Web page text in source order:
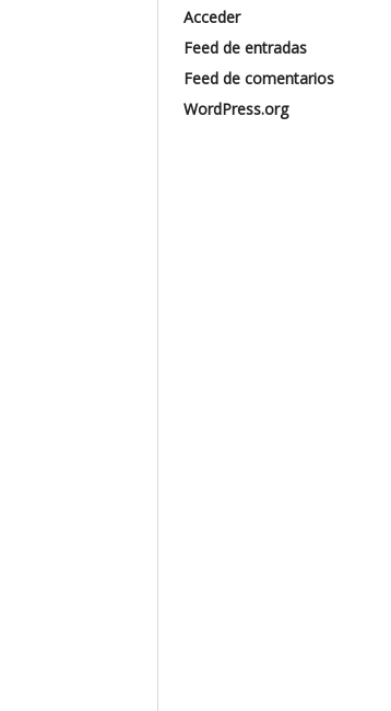
Acceder
Feed de entradas
Feed de comentarios
WordPress.org